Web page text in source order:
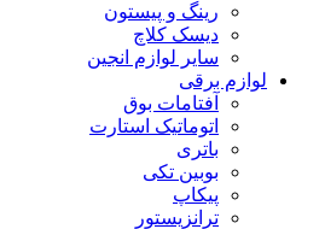
رینگ و پیستون
دیسک کلاچ
سایر لوازم انجین
لوازم برقی
آفتامات بوق
اتوماتیک استارت
باتری
بوبین تکی
پیکاپ
ترانزیستور